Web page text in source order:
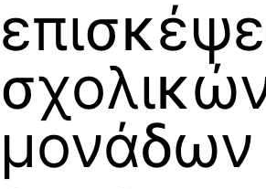
μονάδων